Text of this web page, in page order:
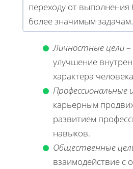
переходу от выполнения
более значимым задачам.
Личностные цели
улучшение
характера
Профессиональные
карьерным
развитием
навыков.
Общественные
взаимодействие с